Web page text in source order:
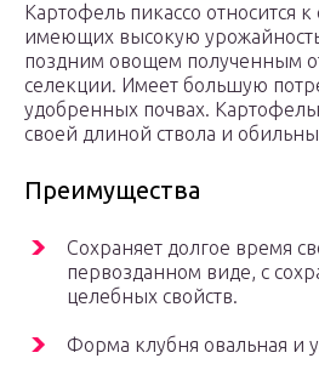
Картофель пикассо относится к
имеющих высокую
поздним овощем полученным
селекции. Имеет большую
удобренных почвах.
своей длиной ствола и
Преимущества
Сохраняет долгое время
первозданном виде, с
целебных свойств.
Форма клубня овальная и